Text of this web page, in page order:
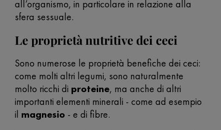
all’organismo, in particolare in relazione alla
sfera sessuale.
Le proprietà nutritive dei ceci
Sono numerose le proprietà benefiche dei ceci:
come molti altri legumi, sono naturalmente
molto ricchi di proteine, ma anche di altri
importanti elementi minerali - come ad esempio
il magnesio - e di fibre.